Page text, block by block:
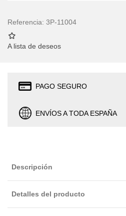
Referencia: 3P-11004
A lista de deseos
PAGO SEGURO
ENVÍOS A TODA ESPAÑA
Descripción
Detalles del producto